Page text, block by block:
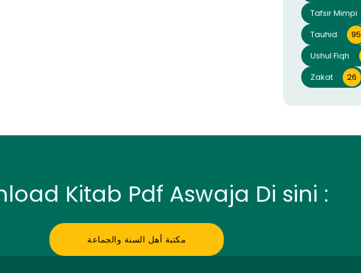
Tafsir Mimpi
Tauhid
95
Ushul Fiqh
Zakat
26
Kitab Pdf Aswaja Di sini :
مكتبة أهل السنة والجماعة